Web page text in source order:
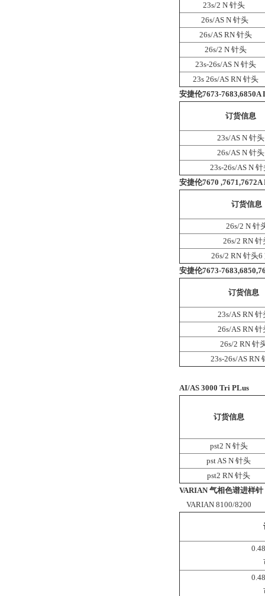
23s/2 N 针头
26s/AS N 针头
26s/AS RN 针头
26s/2 N 针头
23s-26s/AS N 针头
23s 26s/AS RN 针头
安捷伦7673-7683,6850A
订货信息
23s/AS N 针头
26s/AS N 针头
23s-26s/AS N
安捷伦7670 ,7671,7672A
订货信息
26s/2 N 针
26s/2 RN 针
26s/2 RN 针头6
安捷伦7673-
订货信息
23s/AS RN 针
26s/AS RN 针
26s/2 RN 针
23s-26s/AS RN
AI/AS 3000 Tri PLus
订货信息
pst2 N 针头
pst AS N 针头
pst2 RN 针头
VARIAN 气相色谱进样针
VARIAN 8100/8200